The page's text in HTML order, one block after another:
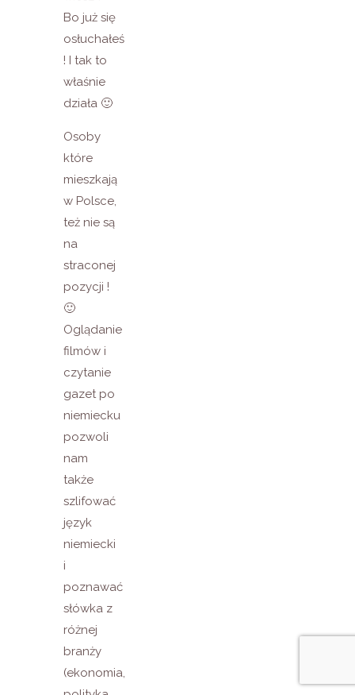
Bo już się
osłuchałeś
! I tak to
właśnie
działa 🙂
Osoby
które
mieszkają
w Polsce,
też nie są
na
straconej
pozycji !
🙂
Oglądanie
filmów i
czytanie
gazet po
niemiecku
pozwoli
nam
także
szlifować
język
niemiecki
i
poznawać
słówka z
różnej
branży
(ekonomia,